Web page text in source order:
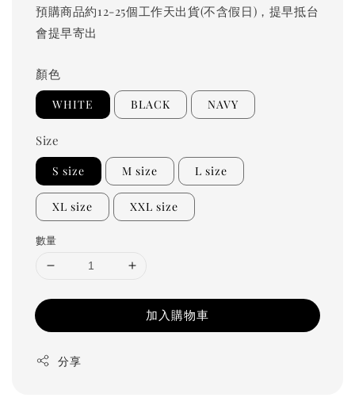
預購商品約12-25個工作天出貨(不含假日)，提早抵台
會提早寄出
顏色
WHITE BLACK NAVY
Size
S size M size L size
XL size XXL size
數量
加入購物車
分享